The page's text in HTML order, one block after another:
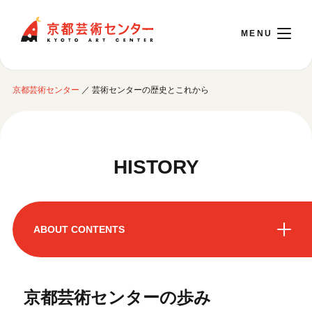
English
フロアガイド
交通アクセス
イベントに参加する
京都芸術センター ／ 芸術センターの歴史とこれから
HISTORY
ABOUT CONTENTS
京都芸術センターの歩み